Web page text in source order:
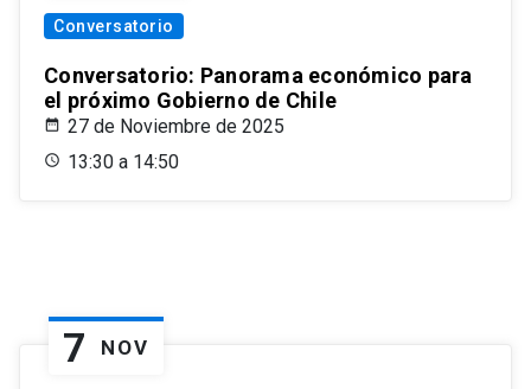
Conversatorio
Conversatorio: Panorama económico para
el próximo Gobierno de Chile
27 de Noviembre de 2025
13:30 a 14:50
7 NOV